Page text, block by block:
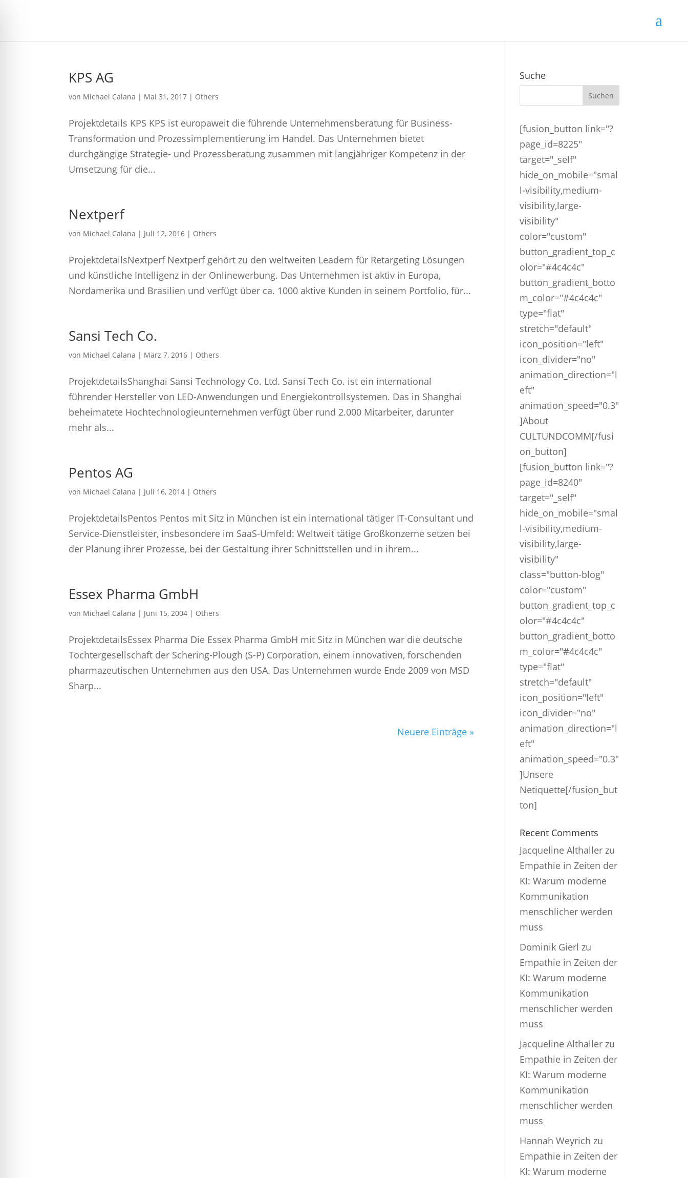
KPS AG
von Michael Calana | Mai 31, 2017 | Others
Projektdetails KPS KPS ist europaweit die führende Unternehmensberatung für Business-
Transformation und Prozessimplementierung im Handel. Das Unternehmen bietet
durchgängige Strategie- und Prozessberatung zusammen mit langjähriger Kompetenz in der
Umsetzung für die...
Nextperf
von Michael Calana | Juli 12, 2016 | Others
ProjektdetailsNextperf Nextperf gehört zu den weltweiten Leadern für Retargeting Lösungen
und künstliche Intelligenz in der Onlinewerbung. Das Unternehmen ist aktiv in Europa,
Nordamerika und Brasilien und verfügt über ca. 1000 aktive Kunden in seinem Portfolio, für...
Sansi Tech Co.
von Michael Calana | März 7, 2016 | Others
ProjektdetailsShanghai Sansi Technology Co. Ltd. Sansi Tech Co. ist ein international
führender Hersteller von LED-Anwendungen und Energiekontrollsystemen. Das in Shanghai
beheimatete Hochtechnologieunternehmen verfügt über rund 2.000 Mitarbeiter, darunter
mehr als...
Pentos AG
von Michael Calana | Juli 16, 2014 | Others
ProjektdetailsPentos Pentos mit Sitz in München ist ein international tätiger IT-Consultant und
Service-Dienstleister, insbesondere im SaaS-Umfeld: Weltweit tätige Großkonzerne setzen bei
der Planung ihrer Prozesse, bei der Gestaltung ihrer Schnittstellen und in ihrem...
Essex Pharma GmbH
von Michael Calana | Juni 15, 2004 | Others
ProjektdetailsEssex Pharma Die Essex Pharma GmbH mit Sitz in München war die deutsche
Tochtergesellschaft der Schering-Plough (S-P) Corporation, einem innovativen, forschenden
pharmazeutischen Unternehmen aus den USA. Das Unternehmen wurde Ende 2009 von MSD
Sharp...
Neuere Einträge »
Suche
[fusion_button link="?
page_id=8225"
target="_self"
hide_on_mobile="smal
l-visibility,medium-
visibility,large-
visibility"
color="custom"
button_gradient_top_c
olor="#4c4c4c"
button_gradient_botto
m_color="#4c4c4c"
type="flat"
stretch="default"
icon_position="left"
icon_divider="no"
animation_direction="l
eft"
animation_speed="0.3"
]About
CULTUNDCOMM[/fusi
on_button]
[fusion_button link="?
page_id=8240"
target="_self"
hide_on_mobile="smal
l-visibility,medium-
visibility,large-
visibility"
class="button-blog"
color="custom"
button_gradient_top_c
olor="#4c4c4c"
button_gradient_botto
m_color="#4c4c4c"
type="flat"
stretch="default"
icon_position="left"
icon_divider="no"
animation_direction="l
eft"
animation_speed="0.3"
]Unsere
Netiquette[/fusion_but
ton]
Recent Comments
Jacqueline Althaller zu
Empathie in Zeiten der
KI: Warum moderne
Kommunikation
menschlicher werden
muss
Dominik Gierl zu
Empathie in Zeiten der
KI: Warum moderne
Kommunikation
menschlicher werden
muss
Jacqueline Althaller zu
Empathie in Zeiten der
KI: Warum moderne
Kommunikation
menschlicher werden
muss
Hannah Weyrich zu
Empathie in Zeiten der
KI: Warum moderne